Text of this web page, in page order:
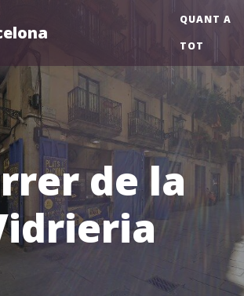
QUANT A
TOT
de la